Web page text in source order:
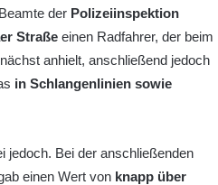
der Polizeiinspektion
Straße einen Radfahrer, der beim
anhielt, anschließend jedoch
in Schlangenlinien sowie
jedoch. Bei der anschließenden
einen Wert von knapp über